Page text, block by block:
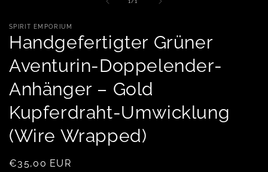
SPIRIT EMPORIUM
Handgefertigter Grüner
Aventurin-Doppelender-
Anhänger – Gold
Kupferdraht-Umwicklung
(Wire Wrapped)
Normaler Preis
€35,00 EUR